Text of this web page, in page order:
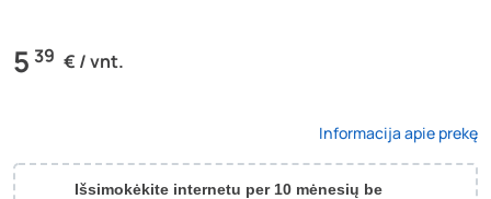
5 39 € / vnt.
Informacija apie prekę
Išsimokėkite internetu per 10 mėnesių be